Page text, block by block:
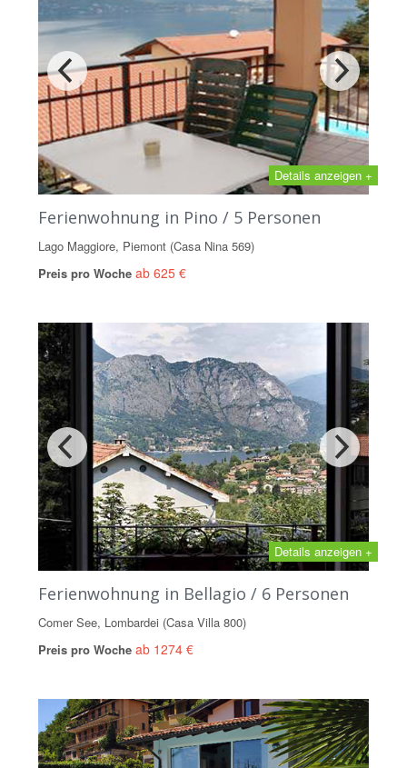
Details anzeigen +
Ferienwohnung in Pino / 5 Personen
Lago Maggiore, Piemont (Casa Nina 569)
Preis pro Woche ab 625 €
Details anzeigen +
Ferienwohnung in Bellagio / 6 Personen
Comer See, Lombardei (Casa Villa 800)
Preis pro Woche ab 1274 €